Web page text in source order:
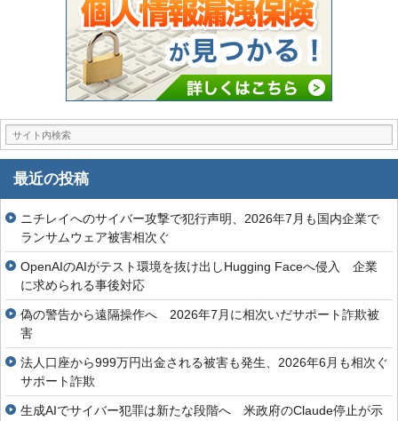
最近の投稿
ニチレイへのサイバー攻撃で犯行声明、2026年7月も国内企業で
ランサムウェア被害相次ぐ
OpenAIのAIがテスト環境を抜け出しHugging Faceへ侵入 企業
に求められる事後対応
偽の警告から遠隔操作へ 2026年7月に相次いだサポート詐欺被
害
法人口座から999万円出金される被害も発生、2026年6月も相次ぐ
サポート詐欺
生成AIでサイバー犯罪は新たな段階へ 米政府のClaude停止が示